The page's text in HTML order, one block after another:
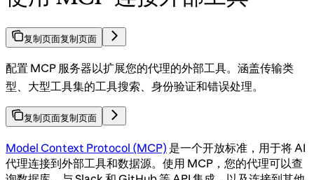
复制页面复制页面
配置 MCP 服务器以扩展您的代理的外部工具。涵盖传输类
型、大型工具集的工具搜索、身份验证和错误处理。
复制页面复制页面
Model Context Protocol (MCP) 是一个开放标准，用于将 AI
代理连接到外部工具和数据源。使用 MCP，您的代理可以查